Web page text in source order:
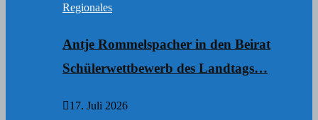
Regionales
Antje Rommelspacher in den Beirat
Schülerwettbewerb des Landtags…
17. Juli 2026